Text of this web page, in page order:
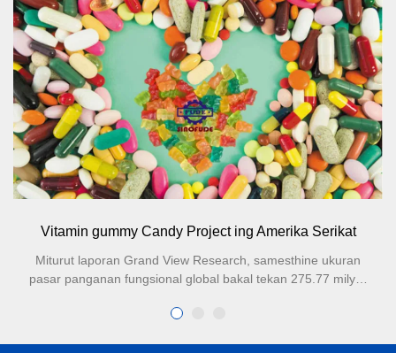
Vitamin gummy Candy Project ing Amerika Serikat
Miturut laporan Grand View Research, samesthine ukuran
pasar panganan fungsional global bakal tekan 275.77 milyar
fungsional paling dhuwur ing Eropa lan Amerika tekan 73%.